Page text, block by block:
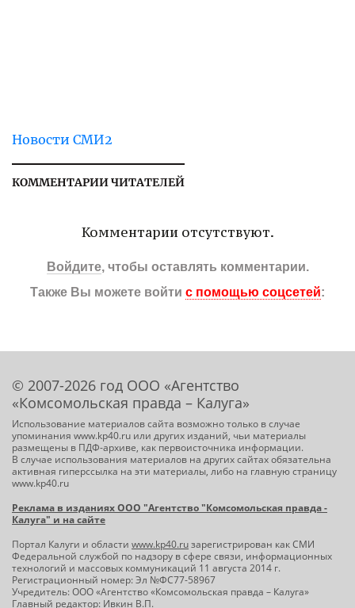
Новости СМИ2
КОММЕНТАРИИ ЧИТАТЕЛЕЙ
Комментарии отсутствуют.
Войдите, чтобы оставлять комментарии.
Также Вы можете войти с помощью соцсетей:
© 2007-2026 год ООО «Агентство
«Комсомольская правда – Калуга»
Использование материалов сайта возможно только в случае
упоминания www.kp40.ru или других изданий, чьи материалы
размещены в ПДФ-архиве, как первоисточника информации.
В случае использования материалов на других сайтах обязательна
активная гиперссылка на эти материалы, либо на главную страницу
www.kp40.ru
Реклама в изданиях ООО "Агентство "Комсомольская правда -
Калуга" и на сайте
Портал Калуги и области www.kp40.ruзарегистрирован как СМИ
Федеральной службой по надзору в сфере связи, информационных
технологий и массовых коммуникаций 11 августа 2014 г.
Регистрационный номер: Эл №ФС77-58967
Учредитель: ООО «Агентство «Комсомольская правда – Калуга»
Главный редактор: Ивкин В.П.